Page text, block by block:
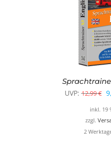
UVP: 12,99€
inkl. 19
zzgl.
2